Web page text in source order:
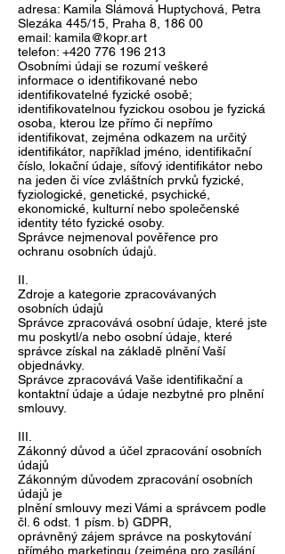
adresa: Kamila Slámová Huptychová, Petra
Slezáka 445/15, Praha 8, 186 00
email: kamila@kopr.art
telefon: +420 776 196 213
Osobními údaji se rozumí veškeré
informace o identifikované nebo
identifikovatelné fyzické osobě;
identifikovatelnou fyzickou osobou je fyzická
osoba, kterou lze přímo či nepřímo
identifikovat, zejména odkazem na určitý
identifikátor, například jméno, identifikační
číslo, lokační údaje, síťový identifikátor nebo
na jeden či více zvláštních prvků fyzické,
fyziologické, genetické, psychické,
ekonomické, kulturní nebo společenské
identity této fyzické osoby.
Správce nejmenoval pověřence pro
ochranu osobních údajů.
II.
Zdroje a kategorie zpracovávaných
osobních údajů
Správce zpracovává osobní údaje, které jste
mu poskytl/a nebo osobní údaje, které
správce získal na základě plnění Vaší
objednávky.
Správce zpracovává Vaše identifikační a
kontaktní údaje a údaje nezbytné pro plnění
smlouvy.
III.
Zákonný důvod a účel zpracování osobních
údajů
Zákonným důvodem zpracování osobních
údajů je
plnění smlouvy mezi Vámi a správcem podle
čl. 6 odst. 1 písm. b) GDPR,
oprávněný zájem správce na poskytování
přímého marketingu (zejména pro zasílání